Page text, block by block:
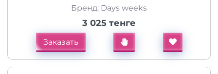
Бренд: Days weeks
3 025 тенге
Заказать